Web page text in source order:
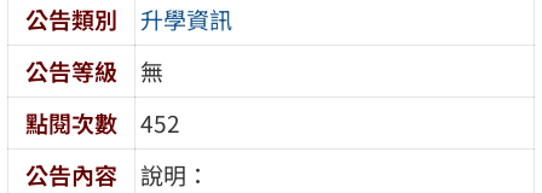
公告類別
升學資訊
公告等級
無
點閱次數
452
公告內容
說明：